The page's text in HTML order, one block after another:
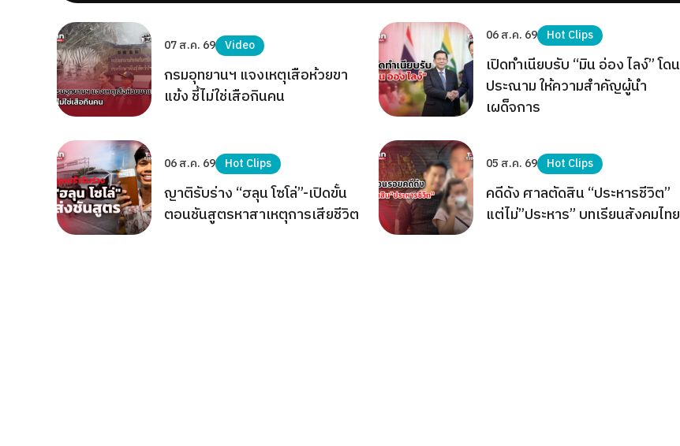
07 ส.ค. 69 Video
กรมอุทยานฯ แจงเหตุเสือห้วยขา
แข้ง ชี้ไม่ใช่เสือกินคน
06 ส.ค. 69 Hot Clips
เปิดทำเนียบรับ “มิน อ่อง ไลง์” โดน
ประณาม ให้ความสำคัญผู้นำ
เผด็จการ
06 ส.ค. 69 Hot Clips
ญาติรับร่าง “ฮลุน โซโล่”-เปิดขั้น
ตอนชันสูตรหาสาเหตุการเสียชีวิต
05 ส.ค. 69 Hot Clips
คดีดัง ศาลตัดสิน “ประหารชีวิต”
แต่ไม่”ประหาร” บทเรียนสังคมไทย